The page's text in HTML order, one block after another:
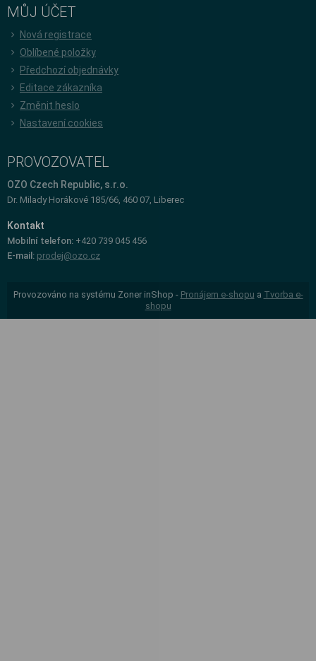
MŮJ ÚČET
Nová registrace
Oblíbené položky
Předchozí objednávky
Editace zákazníka
Změnit heslo
Nastavení cookies
PROVOZOVATEL
OZO Czech Republic, s.r.o.
Dr. Milady Horákové 185/66, 460 07, Liberec
Kontakt
Mobilní telefon: +420 739 045 456
E-mail: prodej@ozo.cz
Provozováno na systému Zoner inShop - Pronájem e-shopu a Tvorba e-
shopu